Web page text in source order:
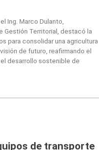
Ing. Marco Dulanto,
Gestión Territorial, destacó la
para consolidar una agricultura
de futuro, reafirmando el
desarrollo sostenible de
de transporte